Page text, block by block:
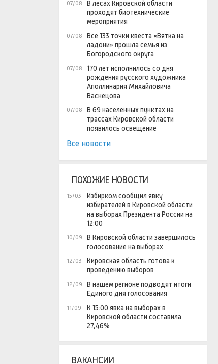
07/08
В лесах Кировской области
проходят биотехнические
мероприятия
07/08
Все 133 точки квеста «Вятка на
ладони» прошла семья из
Богородского округа
07/08
170 лет исполнилось со дня
рождения русского художника
Аполлинария Михайловича
Васнецова
07/08
В 69 населенных пунктах на
трассах Кировской области
появилось освещение
Все новости
ПОХОЖИЕ НОВОСТИ
15/03
Избирком сообщил явку
избирателей в Кировской области
на выборах Президента России на
12:00
10/09
В Кировской области завершилось
голосование на выборах.
12/03
Кировская область готова к
проведению выборов
12/09
В нашем регионе подводят итоги
Единого дня голосования
11/09
К 15:00 явка на выборах в
Кировской области составила
27,46%
ВАКАНСИИ